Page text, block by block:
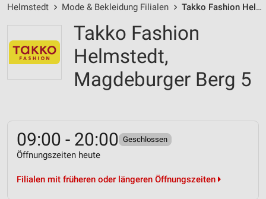
Helmstedt Mode & Bekleidung Filialen Takko Fashion Helmstedt / Magdeburger Berg 5 - Öffnungszeiten & Adresse
Takko Fashion
Helmstedt,
Magdeburger Berg 5
09:00 - 20:00 Geschlossen
Öffnungszeiten heute
Filialen mit früheren oder längeren Öffnungszeiten